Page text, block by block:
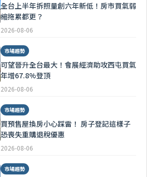
全台上半年拆照量創六年新低！房市買氣弱
縮拖累都更？
2026-08-06
市場趨勢
可望晉升全台最大！會展經濟助攻西屯買氣
年增67.8%登頂
2026-08-06
市場趨勢
買預售屋換房小心踩雷！ 房子登記這樣子
恐喪失重購退稅優惠
2026-08-06
市場趨勢